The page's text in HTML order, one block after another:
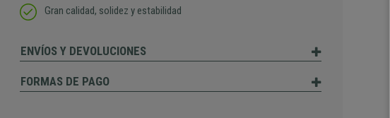
Gran calidad, solidez y estabilidad
ENVÍOS Y DEVOLUCIONES
FORMAS DE PAGO